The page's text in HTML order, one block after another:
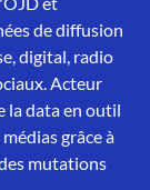
de diffusion
digital, radio
Acteur
la data en outil
grâce à
mutations